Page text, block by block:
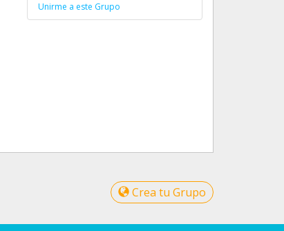
Unirme a este Grupo
Crea tu Grupo